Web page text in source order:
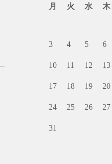
月
火 水 木
3 4 5 6
10 11 12 13
17 18 19 20
24 25 26 27
31